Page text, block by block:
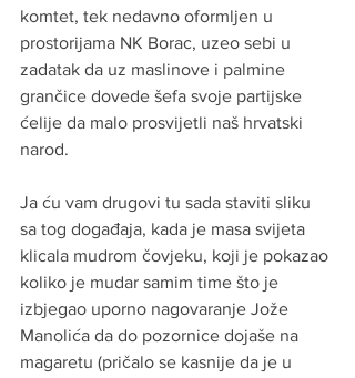
komtet, tek nedavno oformljen u
prostorijama NK Borac, uzeo sebi u
zadatak da uz maslinove i palmine
grančice dovede šefa svoje partijske
ćelije da malo prosvijetli naš hrvatski
narod.
Ja ću vam drugovi tu sada staviti sliku
sa tog događaja, kada je masa svijeta
klicala mudrom čovjeku, koji je pokazao
koliko je mudar samim time što je
izbjegao uporno nagovaranje Jože
Manolića da do pozornice dojaše na
magaretu (pričalo se kasnije da je u